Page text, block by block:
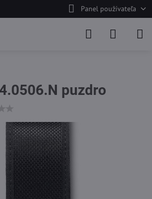
Panel používateľa
puzdro